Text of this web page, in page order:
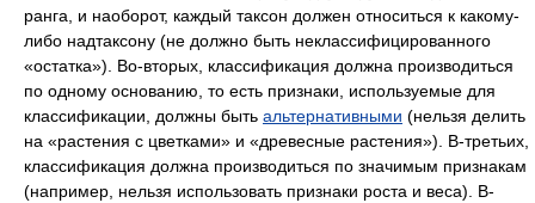
ранга, и наоборот, каждый таксон должен относиться к какому-
либо надтаксону (не должно быть неклассифицированного
«остатка»). Во-вторых, классификация должна производиться
по одному основанию, то есть признаки, используемые для
классификации, должны быть альтернативными (нельзя делить
на «растения с цветками» и «древесные растения»). В-третьих,
классификация должна производиться по значимым признакам
(например, нельзя использовать признаки роста и веса). В-